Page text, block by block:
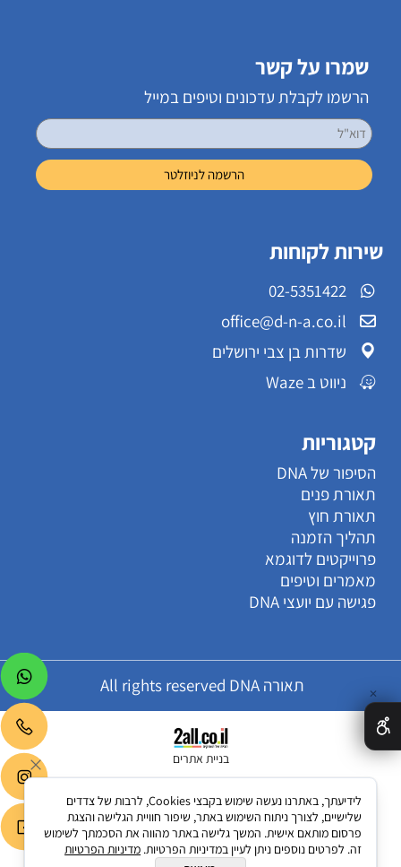
שמרו על קשר
הרשמו לקבלת עדכונים וטיפים במייל
שירות לקוחות
02-5351422
office@d-n-a.co.il
שדרות בן צבי ירושלים
ניווט ב Waze
קטגוריות
הסיפור של DNA
תאורת פנים
תאורת חוץ
תהליך הזמנה
פרוייקטים לדוגמא
מאמרים וטיפים
פגישה עם יועצי DNA
תאורה All rights reserved DNA
בניית אתרים
✕
לידיעתך, באתרנו נעשה שימוש בקבצי Cookies, לרבות של צדדים
שלישיים, לצורך ניתוח השימוש באתר, שיפור חוויית הגלישה והצגת
פרסום מותאם אישית. המשך גלישה באתר מהווה את הסכמתך לשימוש
זה. לפרטים נוספים ניתן לעיין במדיניות הפרטיות. מדיניות הפרטיות